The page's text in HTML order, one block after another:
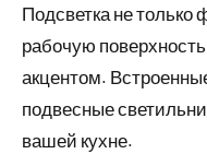
Подсветка не
рабочую
акцентом.
подвесные
вашей кухне.